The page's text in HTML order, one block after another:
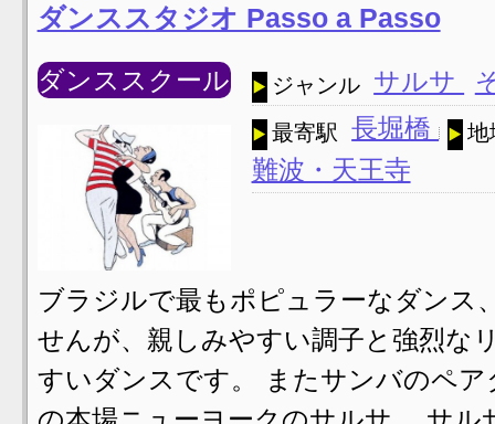
ダンススタジオ Passo a Passo
ダンススクール ジャンル サルサ
最寄駅 長堀橋 地
難波・天王寺
ブラジルで最もポピュラーなダンス
せんが、親しみやすい調子と強烈な
すいダンスです。 またサンバのペ